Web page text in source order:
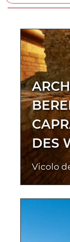
DES
Vicolo